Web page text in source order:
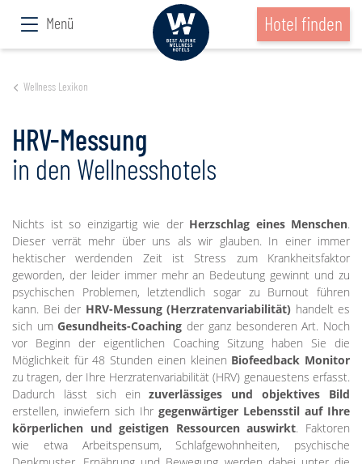
Menü Hotel finden
Wellness Lexikon
HRV-Messung
in den Wellnesshotels
Nichts ist so einzigartig wie der Herzschlag eines Menschen.
Dieser verrät mehr über uns als wir glauben. In einer immer
hektischer werdenden Zeit ist Stress zum Krankheitsfaktor
geworden, der leider immer mehr an Bedeutung gewinnt und zu
psychischen Problemen, letztendlich sogar zu Burnout führen
kann. Bei der HRV-Messung (Herzratenvariabilität) handelt es
sich umGesundheits-Coaching der ganz besonderen Art. Noch
vor Beginn der eigentlichen Coaching Sitzung haben Sie die
Möglichkeit für 48 Stunden einen kleinen Biofeedback Monitor
zu tragen, der Ihre Herzratenvariabilität (HRV) genauestens erfasst.
Dadurch lässt sich einzuverlässiges und objektives Bild
erstellen, inwiefern sich Ihr gegenwärtiger Lebensstil auf Ihre
körperlichen und geistigen Ressourcen auswirkt. Faktoren
wie etwa Arbeitspensum, Schlafgewohnheiten, psychische